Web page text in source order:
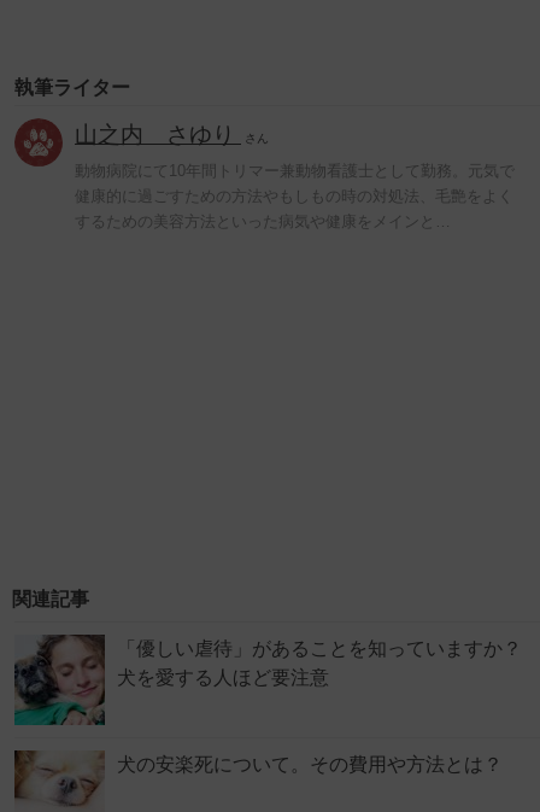
執筆ライター
山之内 さゆり さん
動物病院にて10年間トリマー兼動物看護士として勤務。元気で
健康的に過ごすための方法やもしもの時の対処法、毛艶をよく
するための美容方法といった病気や健康をメインと…
関連記事
「優しい虐待」があることを知っていますか？
犬を愛する人ほど要注意
犬の安楽死について。その費用や方法とは？